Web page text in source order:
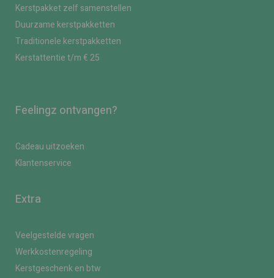
Kerstpakket zelf samenstellen
Duurzame kerstpakketten
Traditionele kerstpakketten
Kerstattentie t/m € 25
Feelingz ontvangen?
Cadeau uitzoeken
Klantenservice
Extra
Veelgestelde vragen
Werkkostenregeling
Kerstgeschenk en btw